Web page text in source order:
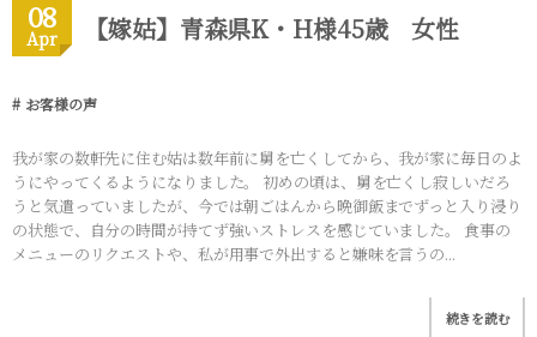
08
Apr 【嫁姑】青森県K・H様45歳 女性
お客様の声
我が家の数軒先に住む姑は数年前に舅を亡くしてから、我が家に毎日のよ
うにやってくるようになりました。 初めの頃は、舅を亡くし寂しいだろ
うと気遣っていましたが、今では朝ごはんから晩御飯までずっと入り浸り
の状態で、自分の時間が持てず強いストレスを感じていました。 食事の
メニューのリクエストや、私が用事で外出すると嫌味を言うの...
続きを読む